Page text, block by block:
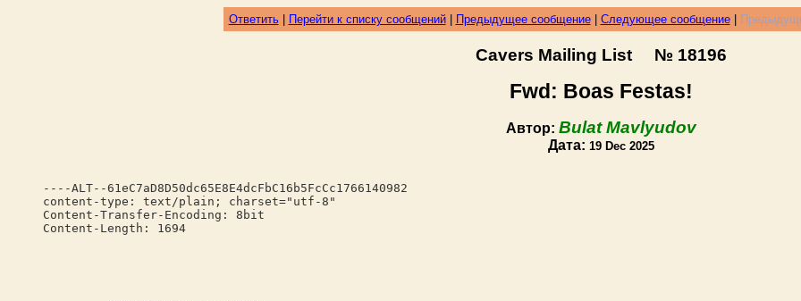
Ответить| Перейти к списку сообщений| Предыдущее сообщение| Следующее сообщение|
Cavers Mailing List № 18196
Fwd: Boas Festas!
Автор: Bulat Mavlyudov
Дата: 19 Dec 2025
----ALT--61eC7aD8D50dc65E8E4dcFbC16b5FcCc1766140982
content-type: text/plain; charset="utf-8"
Content-Transfer-Encoding: 8bit
Content-Length: 1694